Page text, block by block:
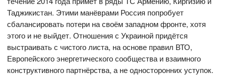
Таджикистан. Этими манёврами Россия попробует
сбалансировать потери на своём западном фронте, хотя
этого и не выйдет. Отношения с Украиной придётся
выстраивать с чистого листа, на основе правил ВТО,
Европейского энергетического сообщества и взаимного
конструктивного партнёрства, а не односторонних уступок.